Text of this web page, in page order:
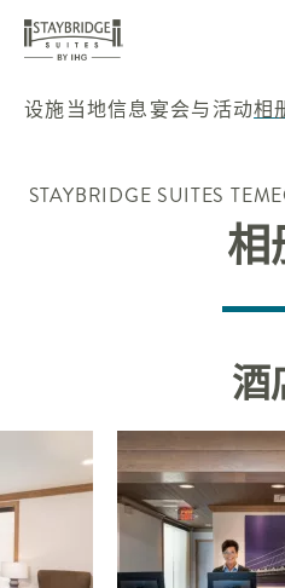
设施当地信息宴会与活动相
STAYBRIDGE SUITES
相
酒